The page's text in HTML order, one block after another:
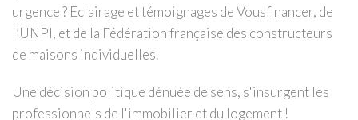
urgence ? Eclairage et témoignages de Vousfinancer, de
l’UNPI, et de la Fédération française des constructeurs
de maisons individuelles.
Une décision politique dénuée de sens, s'insurgent les
professionnels de l'immobilier et du logement !